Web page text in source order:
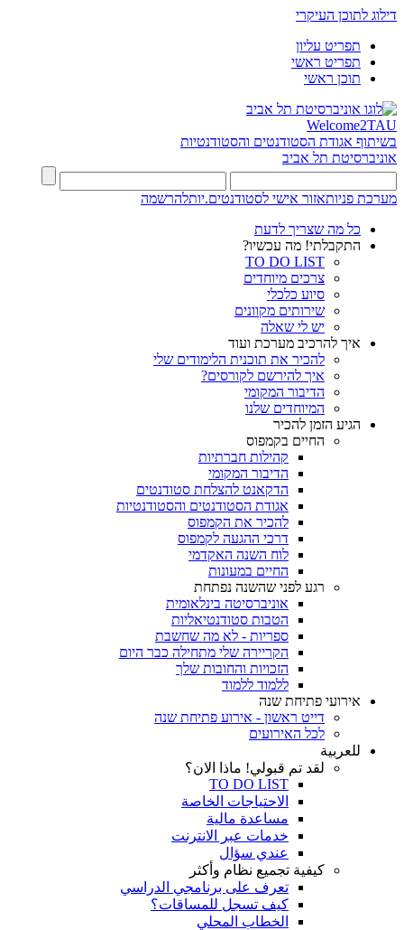
דילוג לתוכן העיקרי
תפריט עליון
תפריט ראשי
תוכן ראשי
Welcome2TAU
בשיתוף אגודת הסטודנטים והסטודנטיות
אוניברסיטת תל אביב
מערכת פניותאזור אישי לסטודנטים.יותלהרשמה
כל מה שצריך לדעת
התקבלתי! מה עכשיו?
TO DO LIST
צרכים מיוחדים
סיוע כלכלי
שירותים מקוונים
יש לי שאלה
איך להרכיב מערכת ועוד
להכיר את תוכנית הלימודים שלי
איך להירשם לקורסים?
הדיבור המקומי
המיוחדים שלנו
הגיע הזמן להכיר
החיים בקמפוס
קהילות חברתיות
הדיבור המקומי
הדקאנט להצלחת סטודנטים
אגודת הסטודנטים והסטודנטיות
להכיר את הקמפוס
דרכי ההגעה לקמפוס
לוח השנה האקדמי
החיים במעונות
רגע לפני שהשנה נפתחת
אוניברסיטה בינלאומית
הטבות סטודנטיאליות
ספריות - לא מה שחשבת
הקריירה שלי מתחילה כבר היום
הזכויות והחובות שלך
ללמוד ללמוד
אירועי פתיחת שנה
דייט ראשון - אירוע פתיחת שנה
לכל האירועים
للعربية
لقد تم قبولي! ماذا الان؟
TO DO LIST
الاحتياجات الخاصة
مساعدة مالية
خدمات عبر الانترنت
عندي سؤال
كيفية تجميع نظام وأكثر
تعرف على برنامجي الدراسي
كيف تسجل للمساقات؟
الخطاب المحلي